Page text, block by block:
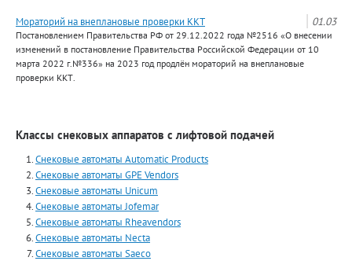
01.03
Мораторий на внеплановые проверки ККТ
Постановлением Правительства РФ от 29.12.2022 года №2516 «О внесении
изменений в постановление Правительства Российской Федерации от 10
марта 2022 г.№336» на 2023 год продлён мораторий на внеплановые
проверки ККТ.
Классы снековых аппаратов с лифтовой подачей
Снековые автоматы Automatiс Products
Снековые автоматы GPE Vendors
Снековые автоматы Unicum
Снековые автоматы Jofemar
Снековые автоматы Rheavendors
Снековые автоматы Necta
Снековые автоматы Saeco